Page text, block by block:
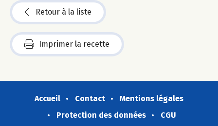
Retour à la liste
Imprimer la recette
Accueil Contact
Mentions légales
Protection des données
CGU